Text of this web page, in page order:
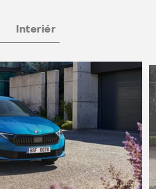
Interiér